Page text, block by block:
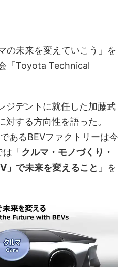
の未来を変えていこう」を
「Toyota Technical
ジデントに就任した加藤武
する方向性を語った。
あるBEVファクトリーは今
「 クルマ・モノづくり・
」で未来を変えること 」を